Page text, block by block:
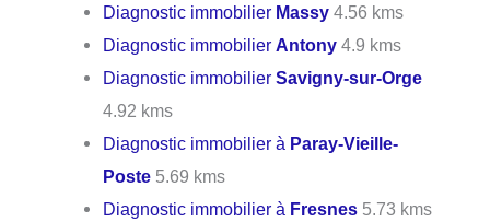
Diagnostic immobilier Massy 4.56 kms
Diagnostic immobilierAntony 4.9 kms
Diagnostic immobilierSavigny-sur-Orge
4.92 kms
Diagnostic immobilier à Paray-Vieille-
Poste 5.69 kms
Diagnostic immobilier à Fresnes 5.73 kms